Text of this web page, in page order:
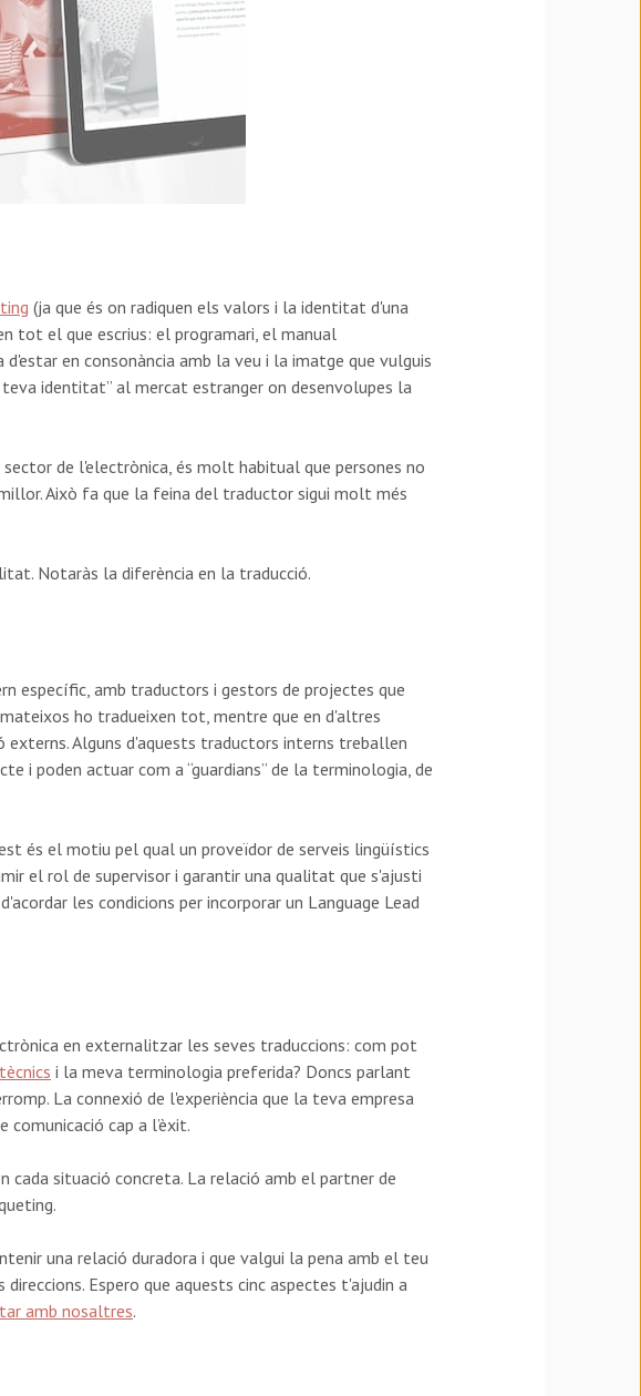
(ja que és on radiquen els valors i la identitat d'una
tot el que escrius: el programari, el manual
en consonància amb la veu i la imatge que vulguis
identitat” al mercat estranger on desenvolupes la
de l'electrònica, és molt habitual que persones no
Això fa que la feina del traductor sigui molt més
Notaràs la diferència en la traducció.
específic, amb traductors i gestors de projectes que
ho tradueixen tot, mentre que en d'altres
externs. Alguns d'aquests traductors interns treballen
i poden actuar com a “guardians” de la terminologia, de
és el motiu pel qual un proveïdor de serveis lingüístics
el rol de supervisor i garantir una qualitat que s'ajusti
les condicions per incorporar un Language Lead
en externalitzar les seves traduccions: com pot
i la meva terminologia preferida? Doncs parlant
La connexió de l'experiència que la teva empresa
cap a l’èxit.
situació concreta. La relació amb el partner de
una relació duradora i que valgui la pena amb el teu
Espero que aquests cinc aspectes t'ajudin a
amb nosaltres.